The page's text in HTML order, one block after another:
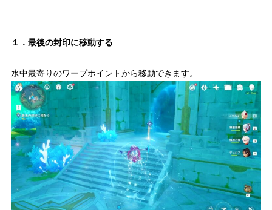
１．最後の封印に移動する
水中最寄りのワープポイントから移動できます。